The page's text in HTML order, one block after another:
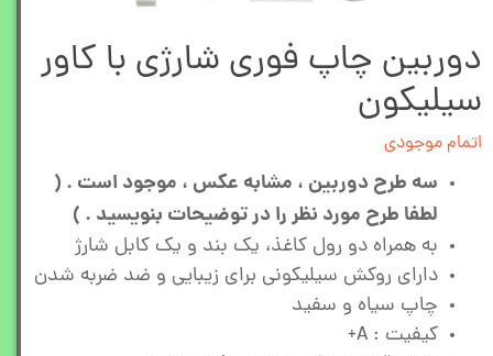
دوربین چاپ فوری شارژی با کاور
سیلیکون
اتمام موجودی
سه طرح دوربین ، مشابه عکس ، موجود است . (
لطفا طرح مورد نظر را در توضیحات بنویسید . )
به همراه دو رول کاغذ، یک بند و یک کابل شارژ
دارای روکش سیلیکونی برای زیبایی و ضد ضربه شدن
چاپ سیاه و سفید
کیفیت : A+